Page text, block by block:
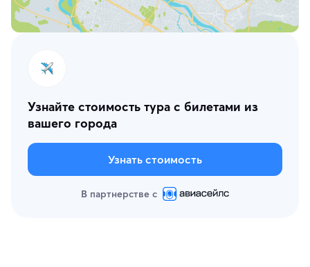
Узнайте стоимость тура с билетами из
вашего города
Узнать стоимость
В партнерстве с